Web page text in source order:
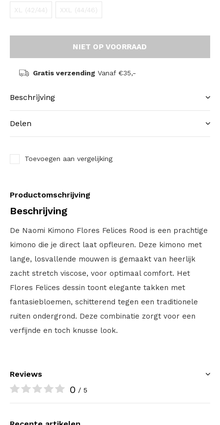
XL (42/44) XXL (44/46)
NIET OP VOORRAAD
Gratis verzending Vanaf €35,-
Beschrijving
Delen
Toevoegen aan vergelijking
Productomschrijving
Beschrijving
De Naomi Kimono Flores Felices Rood is een prachtige
kimono die je direct laat opfleuren. Deze kimono met
lange, losvallende mouwen is gemaakt van heerlijk
zacht stretch viscose, voor optimaal comfort. Het
Flores Felices dessin toont elegante takken met
fantasiebloemen, schitterend tegen een traditionele
ruiten ondergrond. Deze combinatie zorgt voor een
verfijnde en toch knusse look.
Reviews
0 / 5